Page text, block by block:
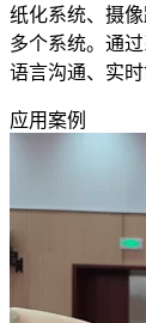
纸化系统、摄
多个系统。通
语言沟通、实时
应用案例